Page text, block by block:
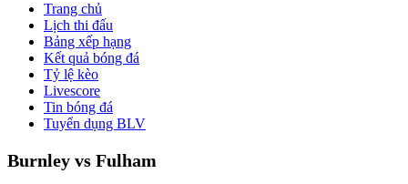
Trang chủ
Lịch thi đấu
Bảng xếp hạng
Kết quả bóng đá
Tỷ lệ kèo
Livescore
Tin bóng đá
Tuyển dụng BLV
Burnley vs Fulham